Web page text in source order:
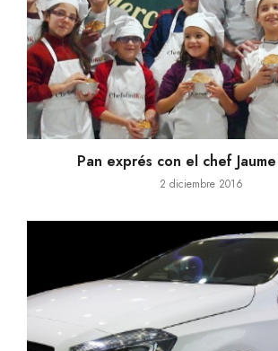
Pan exprés con el chef
2 diciembre 2016